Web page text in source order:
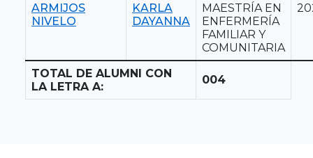
ARMIJOS
NIVELO
KARLA
DAYANNA
MAESTRÍA EN
ENFERMERÍA
FAMILIAR Y
COMUNITARIA
TOTAL DE ALUMNI CON
LA LETRA A:
004